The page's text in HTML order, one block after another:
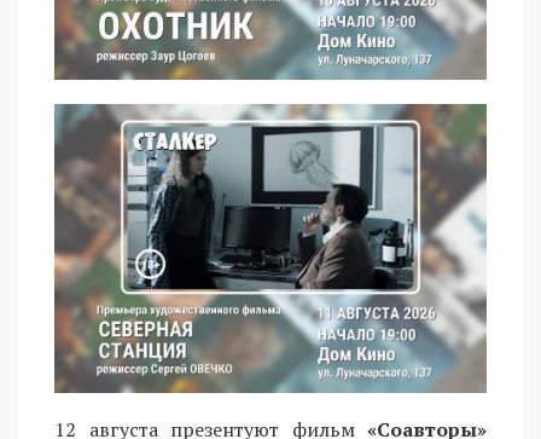
12 августа презентуют фильм «Соавторы»